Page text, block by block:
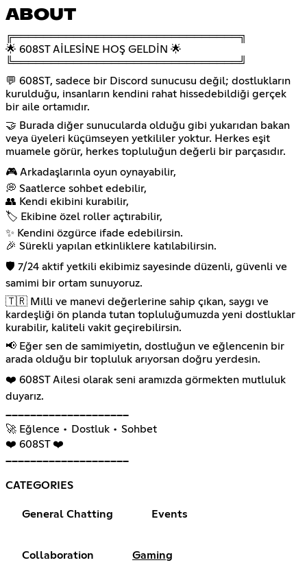
ABOUT
╔══════════════════════════════╗
🌟 608ST AİLESİNE HOŞ GELDİN 🌟
╚══════════════════════════════╝
💬 608ST, sadece bir Discord sunucusu değil; dostlukların
kurulduğu, insanların kendini rahat hissedebildiği gerçek
bir aile ortamıdır.
🤝 Burada diğer sunucularda olduğu gibi yukarıdan bakan
veya üyeleri küçümseyen yetkililer yoktur. Herkes eşit
muamele görür, herkes topluluğun değerli bir parçasıdır.
🎮 Arkadaşlarınla oyun oynayabilir,
💭 Saatlerce sohbet edebilir,
👥 Kendi ekibini kurabilir,
🏷️ Ekibine özel roller açtırabilir,
✨ Kendini özgürce ifade edebilirsin.
🎉 Sürekli yapılan etkinliklere katılabilirsin.
🛡️ 7/24 aktif yetkili ekibimiz sayesinde düzenli, güvenli ve
samimi bir ortam sunuyoruz.
🇹🇷 Milli ve manevi değerlerine sahip çıkan, saygı ve
kardeşliği ön planda tutan topluluğumuzda yeni dostluklar
kurabilir, kaliteli vakit geçirebilirsin.
📢 Eğer sen de samimiyetin, dostluğun ve eğlencenin bir
arada olduğu bir topluluk arıyorsan doğru yerdesin.
❤️ 608ST Ailesi olarak seni aramızda görmekten mutluluk
duyarız.
━━━━━━━━━━━━━━━━━━━━
🚀 Eğlence • Dostluk • Sohbet
❤️ 608ST ❤️
━━━━━━━━━━━━━━━━━━━━
CATEGORIES
General Chatting Events
Collaboration Gaming